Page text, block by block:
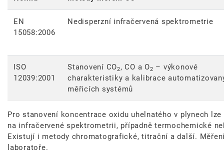
EN
15058:2006
Nedisperzní infračervená spektrometrie
ISO
12039:2001
Stanovení CO2, CO a O2 – výkonové
charakteristiky a kalibrace
měřicích systémů
Pro stanovení koncentrace oxidu uhelnatého v plynech
na infračervené spektrometrii, případně termochemické
Existují i metody chromatografické, titrační a další.
laboratoře.